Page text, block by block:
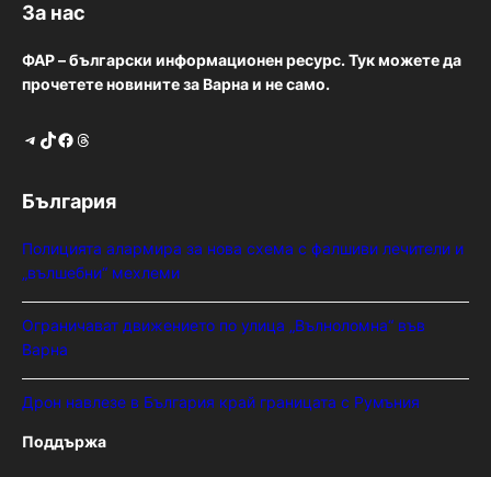
За нас
ФАР – български информационен ресурс. Тук можете да
прочетете новините за Варна и не само.
Telegram TikTok Facebook Threads
България
Полицията алармира за нова схема с фалшиви лечители и
„вълшебни“ мехлеми
Ограничават движението по улица „Вълноломна“ във
Варна
Дрон навлезе в България край границата с Румъния
Поддържа